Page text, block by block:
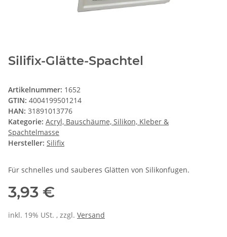
Silifix-Glätte-Spachtel
Artikelnummer: 1652
GTIN: 4004199501214
HAN: 31891013776
Kategorie: Acryl, Bauschäume, Silikon, Kleber &
Spachtelmasse
Hersteller: Silifix
Für schnelles und sauberes Glätten von Silikonfugen.
3,93 €
inkl. 19% USt. , zzgl. Versand